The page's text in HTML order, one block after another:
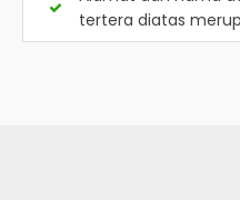
tertera diatas